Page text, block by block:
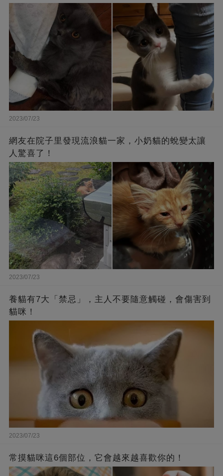
2023/07/23
網友在院子里發現流浪貓一家，小奶貓的蛻變太讓
人驚喜了！
2023/07/23
養貓有7大「禁忌」，主人不要隨意觸碰，會傷害到
貓咪！
2023/07/23
常摸貓咪這6個部位，它會越來越喜歡你的！